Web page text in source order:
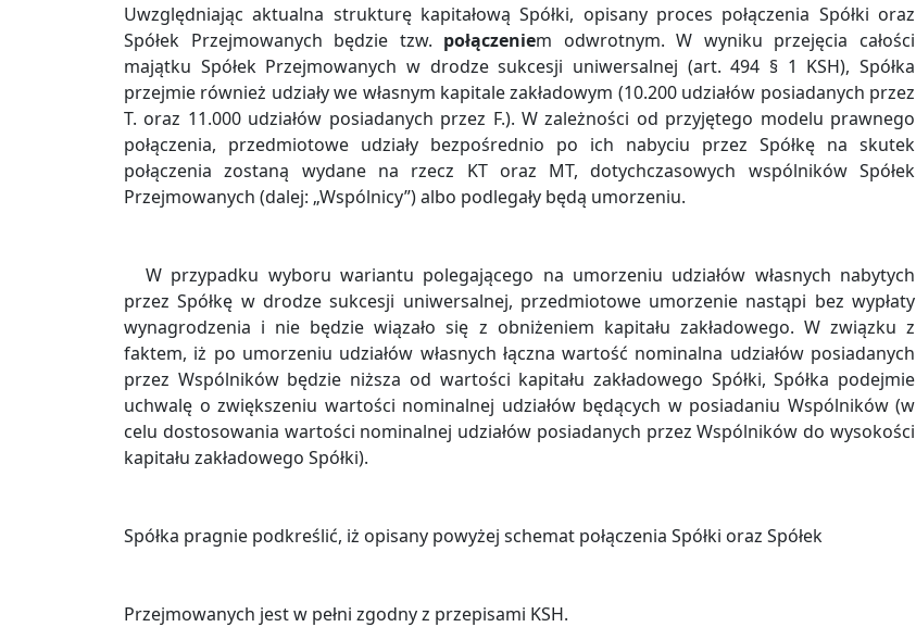
Uwzględniając aktualna strukturę kapitałową Spółki, opisany proces połączenia Spółki oraz
Spółek Przejmowanych będzie tzw. połączeniem odwrotnym. W wyniku przejęcia całości
majątku Spółek Przejmowanych w drodze sukcesji uniwersalnej (art. 494 § 1 KSH), Spółka
przejmie również udziały we własnym kapitale zakładowym (10.200 udziałów posiadanych przez
T. oraz 11.000 udziałów posiadanych przez F.). W zależności od przyjętego modelu prawnego
połączenia, przedmiotowe udziały bezpośrednio po ich nabyciu przez Spółkę na skutek
połączenia zostaną wydane na rzecz KT oraz MT, dotychczasowych wspólników Spółek
Przejmowanych (dalej: „Wspólnicy”) albo podlegały będą umorzeniu.
W przypadku wyboru wariantu polegającego na umorzeniu udziałów własnych nabytych
przez Spółkę w drodze sukcesji uniwersalnej, przedmiotowe umorzenie nastąpi bez wypłaty
wynagrodzenia i nie będzie wiązało się z obniżeniem kapitału zakładowego. W związku z
faktem, iż po umorzeniu udziałów własnych łączna wartość nominalna udziałów posiadanych
przez Wspólników będzie niższa od wartości kapitału zakładowego Spółki, Spółka podejmie
uchwalę o zwiększeniu wartości nominalnej udziałów będących w posiadaniu Wspólników (w
celu dostosowania wartości nominalnej udziałów posiadanych przez Wspólników do wysokości
kapitału zakładowego Spółki).
Spółka pragnie podkreślić, iż opisany powyżej schemat połączenia Spółki oraz Spółek
Przejmowanych jest w pełni zgodny z przepisami KSH.